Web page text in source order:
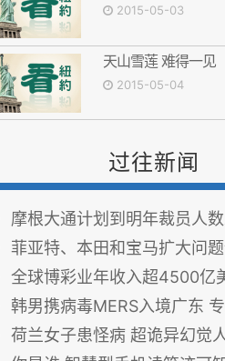
2015-05-03
天山雪莲 难得一见
2015-05-04
过往新闻
摩根大通计划到明年裁员人数总
菲亚特、本田和宝马扩大问题气囊
全球博彩业年收入超4500亿美元 亚洲
韩男携病毒MERS入境广东 专家
荷兰女子患怪病 超诡异幻觉